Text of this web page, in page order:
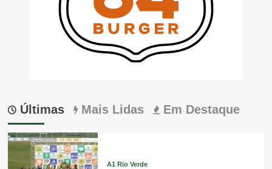
Últimas Mais Lidas Em Destaque
A1 Rio Verde